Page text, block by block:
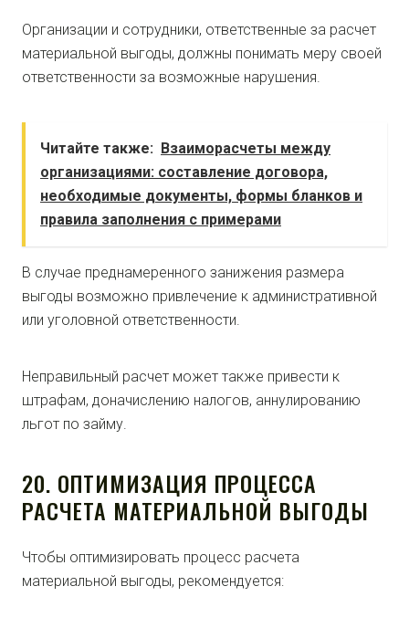
Организации и сотрудники, ответственные за расчет
материальной выгоды, должны понимать меру своей
ответственности за возможные нарушения.
Читайте также: Взаиморасчеты между
организациями: составление договора,
необходимые документы, формы бланков и
правила заполнения с примерами
В случае преднамеренного занижения размера
выгоды возможно привлечение к административной
или уголовной ответственности.
Неправильный расчет может также привести к
штрафам, доначислению налогов, аннулированию
льгот по займу.
20. ОПТИМИЗАЦИЯ ПРОЦЕССА
РАСЧЕТА МАТЕРИАЛЬНОЙ ВЫГОДЫ
Чтобы оптимизировать процесс расчета
материальной выгоды, рекомендуется: